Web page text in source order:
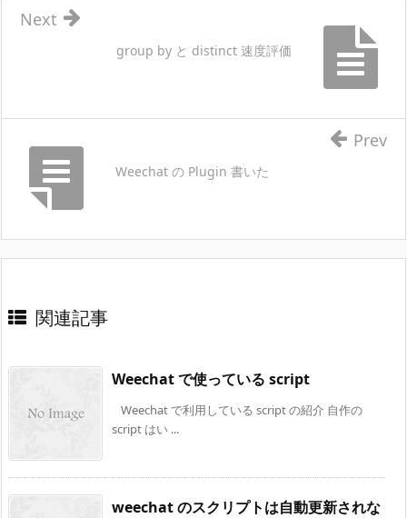
group by と distinct 速度評価
Next
Weechat の Plugin 書いた
Prev
関連記事
Weechat で使っている script
Weechat で利用している script の紹介 自作の
script はい ...
weechat のスクリプトは自動更新されな